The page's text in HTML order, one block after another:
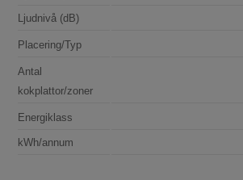
Ljudnivå (dB)
Placering/Typ
Antal
kokplattor/zoner
Energiklass
kWh/annum